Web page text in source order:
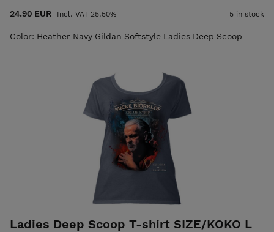
24.90 EUR Incl. VAT 25.50% 5 in stock
Color: Heather Navy Gildan Softstyle Ladies Deep Scoop
Ladies Deep Scoop T-shirt SIZE/KOKO L